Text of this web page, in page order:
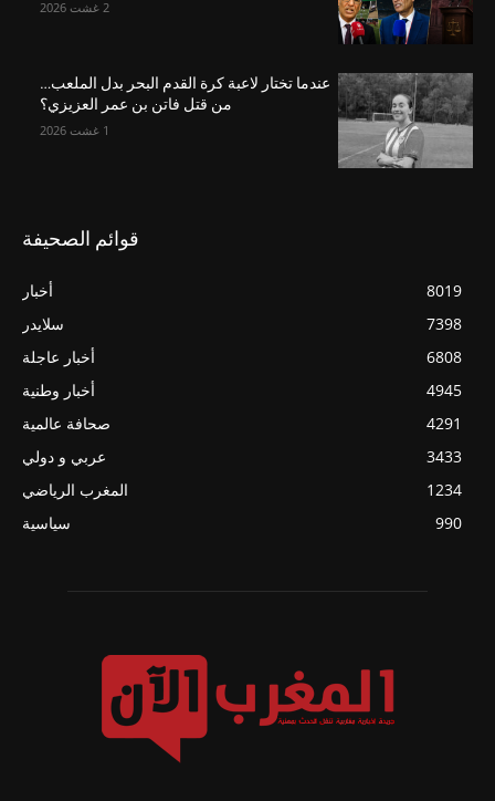
2 غشت 2026
عندما تختار لاعبة كرة القدم البحر بدل الملعب…
من قتل فاتن بن عمر العزيزي؟
1 غشت 2026
قوائم الصحيفة
أخبار
8019
سلايدر
7398
أخبار عاجلة
6808
أخبار وطنية
4945
صحافة عالمية
4291
عربي و دولي
3433
المغرب الرياضي
1234
سياسية
990